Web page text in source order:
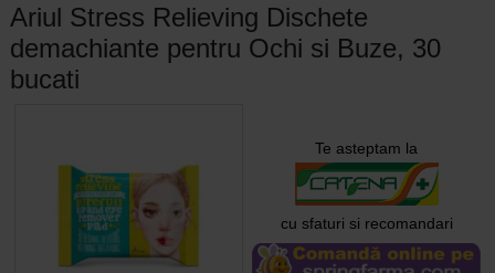
Ariul Stress Relieving Dischete
demachiante pentru Ochi si Buze, 30
bucati
Te asteptam la
cu sfaturi si recomandari